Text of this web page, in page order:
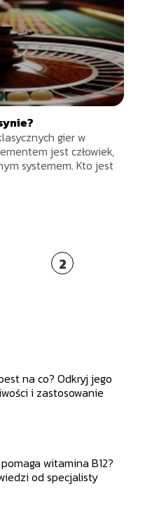
gier w
jest człowiek,
systemem. Kto jest
2
na co? Odkryj jego
i zastosowanie
witamina B12?
od specjalisty